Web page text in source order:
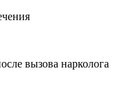
вызова нарколога